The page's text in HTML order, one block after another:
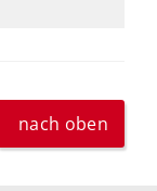
nach oben